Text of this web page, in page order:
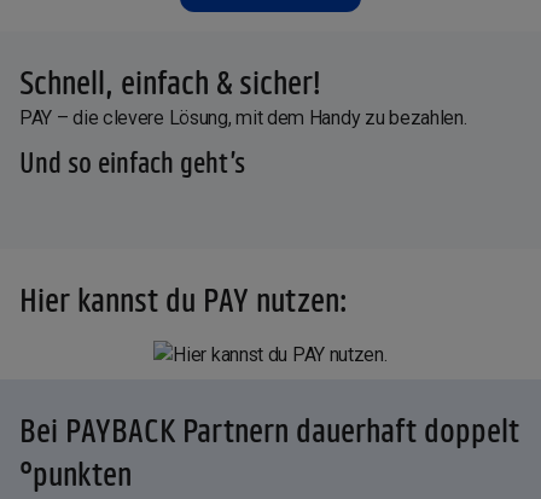
Schnell, einfach & sicher!
PAY – die clevere Lösung, mit dem Handy zu bezahlen.
Und so einfach geht’s
Hier kannst du PAY nutzen:
Bei PAYBACK Partnern dauerhaft doppelt
°punkten